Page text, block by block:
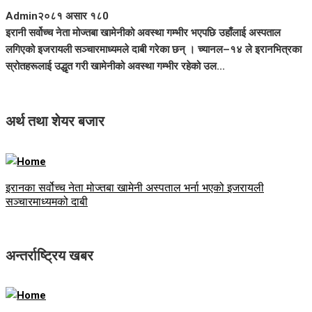
Admin२०८१ असार १८0
इरानी सर्वोच्च नेता मोज्तबा खामेनीको अवस्था गम्भीर भएपछि उहाँलाई अस्पताल
लगिएको इजरायली सञ्चारमाध्यमले दाबी गरेका छन् । च्यानल–१४ ले इरानभित्रका
स्रोतहरूलाई उद्धृत गरी खामेनीको अवस्था गम्भीर रहेको उल...
अर्थ तथा शेयर बजार
इरानका सर्वोच्च नेता मोज्तबा खामेनी अस्पताल भर्ना भएको इजरायली
सञ्चारमाध्यमको दाबी
अन्तर्राष्ट्रिय खबर